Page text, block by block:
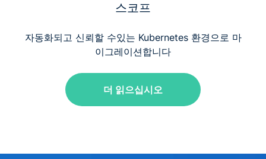
스코프
자동화되고 신뢰할 수있는 Kubernetes 환경으로 마
이그레이션합니다
더 읽으십시오